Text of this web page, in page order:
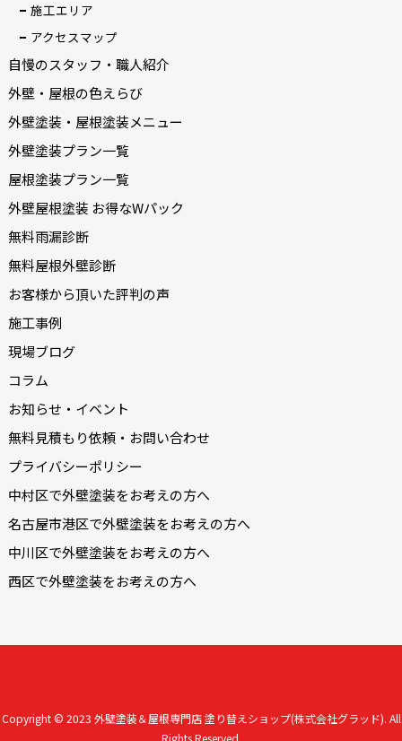
施工エリア
アクセスマップ
自慢のスタッフ・職人紹介
外壁・屋根の色えらび
外壁塗装・屋根塗装メニュー
外壁塗装プラン一覧
屋根塗装プラン一覧
外壁屋根塗装 お得なWパック
無料雨漏診断
無料屋根外壁診断
お客様から頂いた評判の声
施工事例
現場ブログ
コラム
お知らせ・イベント
無料見積もり依頼・お問い合わせ
プライバシーポリシー
中村区で外壁塗装をお考えの方へ
名古屋市港区で外壁塗装をお考えの方へ
中川区で外壁塗装をお考えの方へ
西区で外壁塗装をお考えの方へ
Copyright © 2023 外壁塗装＆屋根専門店 塗り替えショップ(株式会社グラッド). All
Rights Reserved.